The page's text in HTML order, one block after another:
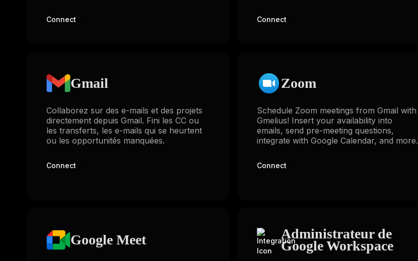
Connect Connect
Gmail
Collaborez sur des e-mails et des projets
directement depuis Gmail. Fini les CC ou
les transferts, les e-mails qui se heurtent
ou les opportunités manquées.
Connect
Zoom
Schedule Zoom meetings from Gmail with
Gmelius! Insert your availability into
emails, send pre-meeting questions,
integrate with Google Calendar, and more.
Connect
Google Meet Administrateur de
Google Workspace